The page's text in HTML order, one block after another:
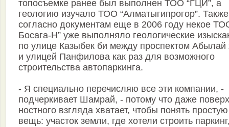
топосъемке ранее был выполнен ТОО “ГЦИ”, а
геологию изучало ТОО “Алматыгипрогор”. Также
согласно документам еще в 2006 году некое
Босага-Н” уже выполняло геологические
по улице Казыбек би между проспектом Абылай
и улицей Панфилова как раз для возможного
строительства автопаркинга.
- Я специально перечисляю все эти компании, -
подчеркивает Шам­рай, - потому что даже
ностного взгляда хватает, чтобы понять простую
вещь: участок земли, где хотели строить